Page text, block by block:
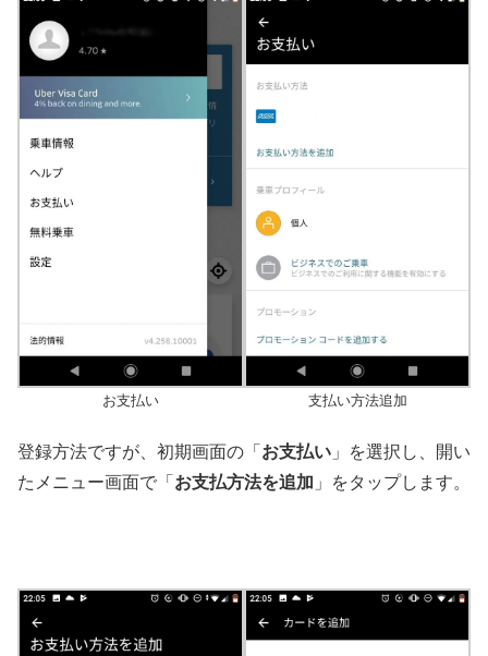
お支払い 支払い方法追加
登録方法ですが、初期画面の「 お支払い 」を選択し、開い
たメニュー画面で「 お支払方法を追加 」をタップします。